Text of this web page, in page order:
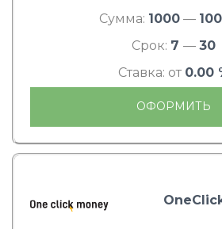
Сумма: 1000 —
Срок: 7 — 30
Ставка: от 0.00
ОФОРМИТЬ